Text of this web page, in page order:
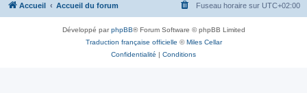
Accueil Accueil du forum Fuseau horaire sur UTC+02:00
Développé parphpBB® Forum Software © phpBB Limited
Traduction française officielle ©Miles Cellar
Confidentialité | Conditions